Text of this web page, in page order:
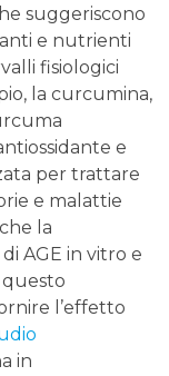
suggeriscono
e nutrienti
fisiologici
la curcumina,
e
per trattare
e malattie
la
AGE in vitro e
l’effetto
in